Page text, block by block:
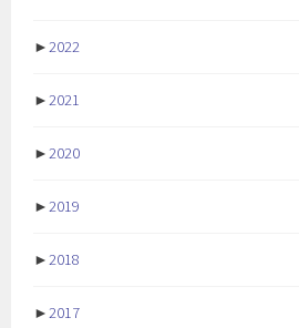
►2022
►2021
►2020
►2019
►2018
►2017